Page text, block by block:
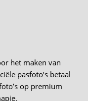
het maken van
pasfoto’s betaal
op premium